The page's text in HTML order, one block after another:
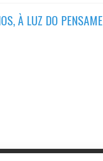
À LUZ DO